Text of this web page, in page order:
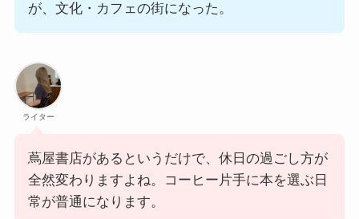
が、文化・カフェの街になった。
ライター
蔦屋書店があるというだけで、休日の過ごし方が
全然変わりますよね。コーヒー片手に本を選ぶ日
常が普通になります。